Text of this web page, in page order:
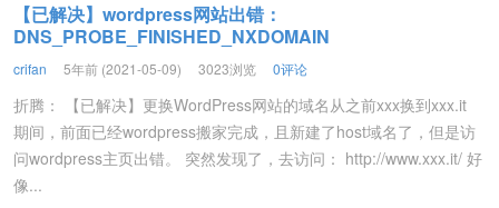
【已解决】wordpress网站出错：
DNS_PROBE_FINISHED_NXDOMAIN
crifan 5年前 (2021-05-09) 3023浏览 0评论
折腾： 【已解决】更换WordPress网站的域名从之前xxx换到xxx.it
期间，前面已经wordpress搬家完成，且新建了host域名了，但是访
问wordpress主页出错。 突然发现了，去访问： http://www.xxx.it/ 好
像...